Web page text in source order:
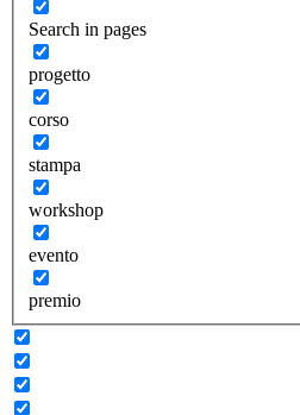
Search in pages
progetto
corso
stampa
workshop
evento
premio